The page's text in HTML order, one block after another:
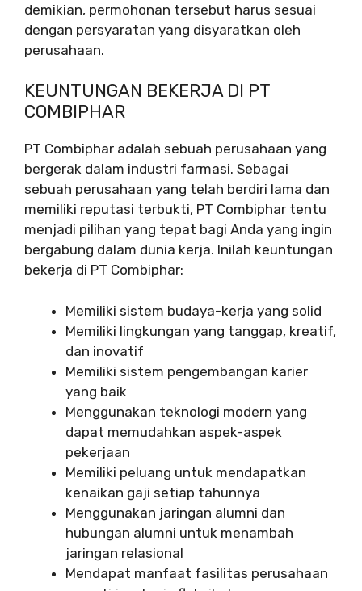
demikian, permohonan tersebut harus sesuai
dengan persyaratan yang disyaratkan oleh
perusahaan.
KEUNTUNGAN BEKERJA DI PT
COMBIPHAR
PT Combiphar adalah sebuah perusahaan yang
bergerak dalam industri farmasi. Sebagai
sebuah perusahaan yang telah berdiri lama dan
memiliki reputasi terbukti, PT Combiphar tentu
menjadi pilihan yang tepat bagi Anda yang ingin
bergabung dalam dunia kerja. Inilah keuntungan
bekerja di PT Combiphar:
Memiliki sistem budaya-kerja yang solid
Memiliki lingkungan yang tanggap, kreatif,
dan inovatif
Memiliki sistem pengembangan karier
yang baik
Menggunakan teknologi modern yang
dapat memudahkan aspek-aspek
pekerjaan
Memiliki peluang untuk mendapatkan
kenaikan gaji setiap tahunnya
Menggunakan jaringan alumni dan
hubungan alumni untuk menambah
jaringan relasional
Mendapat manfaat fasilitas perusahaan